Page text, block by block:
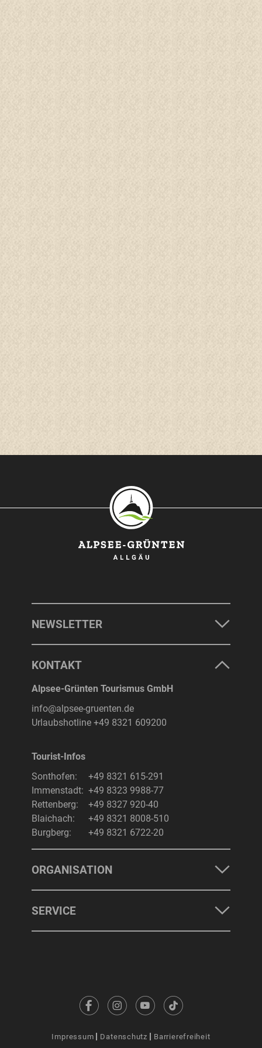
NEWSLETTER
KONTAKT
Alpsee-Grünten Tourismus GmbH
info@alpsee-gruenten.de
Urlaubshotline +49 8321 609200
Tourist-Infos
Sonthofen:
+49 8321 615-291
Immenstadt: +49 8323 9988-77
Rettenberg:
+49 8327 920-40
Blaichach:
+49 8321 8008-510
Burgberg:
+49 8321 6722-20
ORGANISATION
SERVICE
Impressum Datenschutz Barrierefreiheit